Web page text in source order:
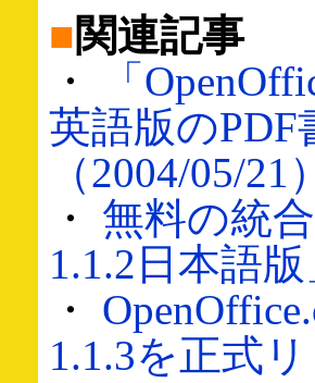
■関連記事
・
「
英語版の
（2004/05/21
・ 無料の統
1.1.2日本語
・
1.1.3を正式